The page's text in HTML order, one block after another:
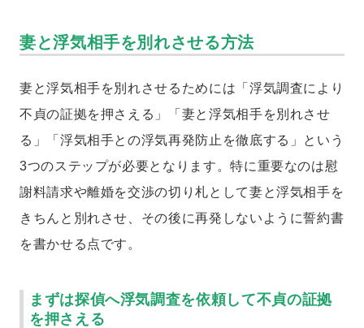
妻と浮気相手を別れさせる方法
妻と浮気相手を別れさせるためには「浮気調査により
不貞の証拠を押さえる」「妻と浮気相手を別れさせ
る」「浮気相手との浮気再発防止を徹底する」という
3つのステップが必要となります。特に重要なのは慰
謝料請求や離婚を交渉の切り札として妻と浮気相手を
きちんと別れさせ、その後に再発しないように誓約書
を書かせる点です。
まずは探偵へ浮気調査を依頼して不貞の証拠
を押さえる